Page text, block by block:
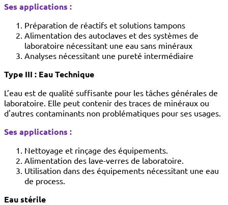
Ses applications :
Préparation de réactifs et solutions tampons
Alimentation des autoclaves et des systèmes de
laboratoire nécessitant une eau sans minéraux
Analyses nécessitant une pureté intermédiaire
Type III : Eau Technique
L’eau est de qualité suffisante pour les tâches générales de
laboratoire. Elle peut contenir des traces de minéraux ou
d'autres contaminants non problématiques pour ses usages.
Ses applications :
Nettoyage et rinçage des équipements.
Alimentation des lave-verres de laboratoire.
Utilisation dans des équipements nécessitant une eau
de process.
Eau stérile